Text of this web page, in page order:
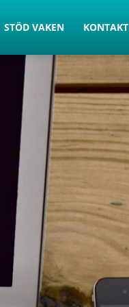
STÖD VAKEN KONTAKT